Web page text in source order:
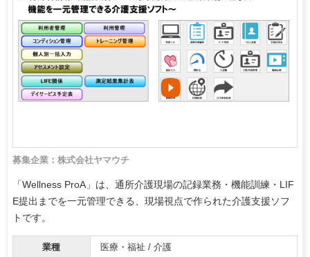
募集企業：株式会社ヤマウチ
「Wellness ProA」は、通所介護現場の記録業務・機能訓練・LIF
E提出までを一元管理できる、現場視点で作られた介護支援ソフ
トです。
業種 医療・福祉 / 介護